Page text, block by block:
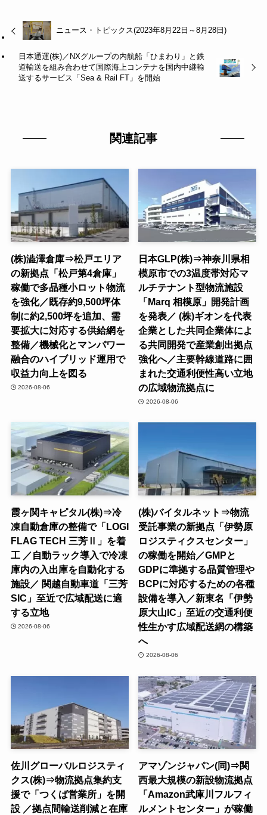
ニュース・トピックス(2023年8月22日～8月28日)
日本通運(株)／NXグループの内航船「ひまわり」と鉄
道輸送を組み合わせて国際海上コンテナを国内中継輸
送するサービス「Sea & Rail FT」を開始
関連記事
(株)澁澤倉庫⇒松戸エリア
の新拠点「松戸第4倉庫」
稼働で多品種小ロット物流
を強化／既存約9,500坪体
制に約2,500坪を追加、需
要拡大に対応する供給網を
整備／機械化とマンパワー
融合のハイブリッド運用で
収益力向上を図る
2026-08-06
日本GLP(株)⇒神奈川県相
模原市での3温度帯対応マ
ルチテナント型物流施設
「Marq 相模原」開発計画
を発表／ (株)ギオンを代表
企業とした共同企業体によ
る共同開発で産業創出拠点
強化へ／主要幹線道路に囲
まれた交通利便性高い立地
の広域物流拠点に
2026-08-06
霞ヶ関キャピタル(株)⇒冷
凍自動倉庫の整備で「LOGI
FLAG TECH 三芳Ⅱ」を着
工 ／自動ラック導入で冷凍
庫内の入出庫を自動化する
施設／ 関越自動車道「三芳
SIC」至近で広域配送に適
する立地
2026-08-06
(株)バイタルネット⇒物流
受託事業の新拠点「伊勢原
ロジスティクスセンター」
の稼働を開始／GMPと
GDPに準拠する品質管理や
BCPに対応するための各種
設備を導入／新東名「伊勢
原大山IC」至近の交通利便
性生かす広域配送網の構築
へ
2026-08-06
佐川グローバルロジスティ
クス(株)⇒物流拠点集約支
援で「つくば営業所」を開
設 ／拠点間輸送削減と在庫
アマゾンジャパン(同)⇒関
西最大規模の新設物流拠点
「Amazon武庫川フルフィ
ルメントセンター」が稼働